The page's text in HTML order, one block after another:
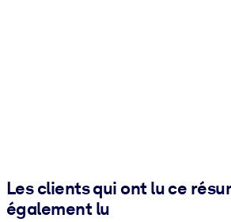
Les clients qui ont lu ce
également lu